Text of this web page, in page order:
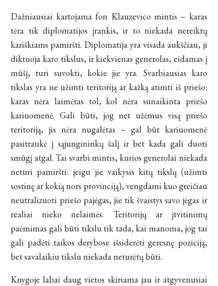
Dažniausiai kartojama fon Klauzevico mintis – karas
tėra tik diplomatijos įrankis, ir to niekada nereiktų
kariškiams pamiršti. Diplomatija yra visada aukščiau, ji
diktuoja karo tikslus, ir kiekvienas generolas, eidamas į
mūšį, turi suvokti, kokie jie yra. Svarbiausias karo
tikslas yra ne užimti teritoriją ar kažką atimti iš priešo:
karas nėra laimėtas tol, kol nėra sunaikinta priešo
kariuomenė. Gali būti, jog net užėmus visą priešo
teritoriją, jis nėra nugalėtas – gal būt kariuomenė
pasitraukė į sąjungininkų šalį ir bet kada gali duoti
smūgį atgal. Tai svarbi mintis, kurios generolai niekada
neturi pamiršti: jeigu jie vaikysis kitų tikslų (užimti
sostinę ar kokią nors provinciją), vengdami kuo greičiau
neutralizuoti priešo pajėgas, jie tik švaistys savo jėgas ir
realiai nieko nelaimės. Teritorijų ar įtvitinimų
paėmimas gali būti tikslu tik tada, kai manoma, jog tai
gali padėti taikos derybose išsiderėti geresnę poziciją,
bet savalaikiu tikslu niekada neturėtų būti.
Knygoje labai daug vietos skiriama jau ir atgyvenusiai